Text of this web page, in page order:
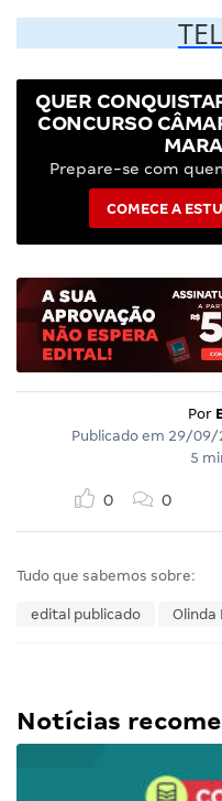
QUER
CONCURSO
Prepare-se com
COMECE A
Por
Publicado em 29/09/
5
0 0
Tudo que sabemos sobre:
edital publicado Olinda
Notícias